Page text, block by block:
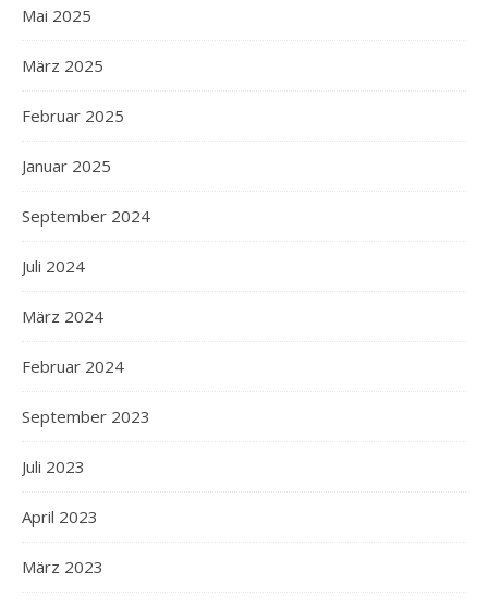
Mai 2025
März 2025
Februar 2025
Januar 2025
September 2024
Juli 2024
März 2024
Februar 2024
September 2023
Juli 2023
April 2023
März 2023